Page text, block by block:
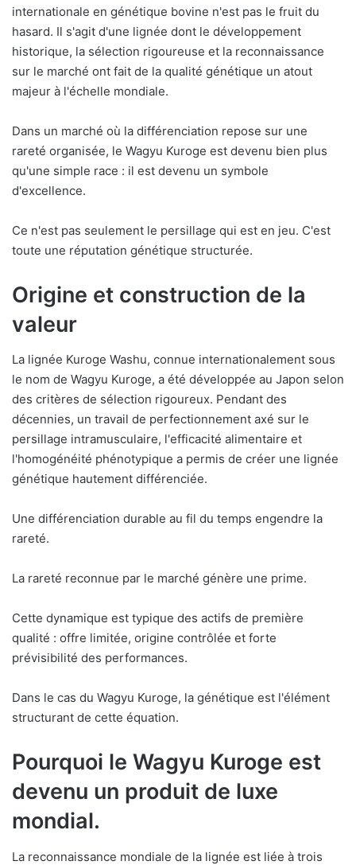
internationale en génétique bovine n'est pas le fruit du
hasard. Il s'agit d'une lignée dont le développement
historique, la sélection rigoureuse et la reconnaissance
sur le marché ont fait de la qualité génétique un atout
majeur à l'échelle mondiale.
Dans un marché où la différenciation repose sur une
rareté organisée, le Wagyu Kuroge est devenu bien plus
qu'une simple race : il est devenu un symbole
d'excellence.
Ce n'est pas seulement le persillage qui est en jeu. C'est
toute une réputation génétique structurée.
Origine et construction de la
valeur
La lignée Kuroge Washu, connue internationalement sous
le nom de Wagyu Kuroge, a été développée au Japon selon
des critères de sélection rigoureux. Pendant des
décennies, un travail de perfectionnement axé sur le
persillage intramusculaire, l'efficacité alimentaire et
l'homogénéité phénotypique a permis de créer une lignée
génétique hautement différenciée.
Une différenciation durable au fil du temps engendre la
rareté.
La rareté reconnue par le marché génère une prime.
Cette dynamique est typique des actifs de première
qualité : offre limitée, origine contrôlée et forte
prévisibilité des performances.
Dans le cas du Wagyu Kuroge, la génétique est l'élément
structurant de cette équation.
Pourquoi le Wagyu Kuroge est
devenu un produit de luxe
mondial.
La reconnaissance mondiale de la lignée est liée à trois